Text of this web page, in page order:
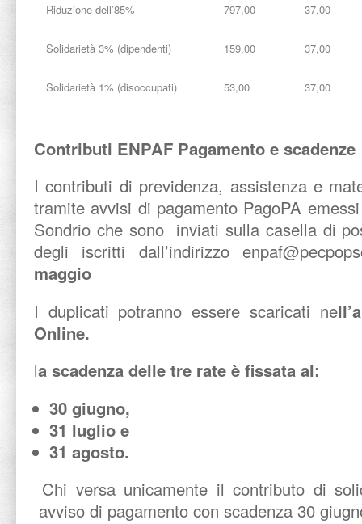
Riduzione dell’85% 797,00 37,00
Solidarietà 3% (dipendenti) 159,00 37,00
Solidarietà 1% (disoccupati) 53,00 37,00
Contributi ENPAF Pagamento e scadenze
I contributi di previdenza, assistenza e
tramite avvisi di pagamento PagoPA
Sondrio che sono inviati sulla casella di
degli iscritti dall’indirizzo
maggio
I duplicati potranno essere scaricati ne
Online.
la scadenza delle tre rate è fissata al:
30 giugno,
31 luglio e
31 agosto.
Chi versa unicamente il contributo di
avviso di pagamento con scadenza 30